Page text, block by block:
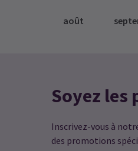
août
Soyez
Inscrivez-vous à
des promotions